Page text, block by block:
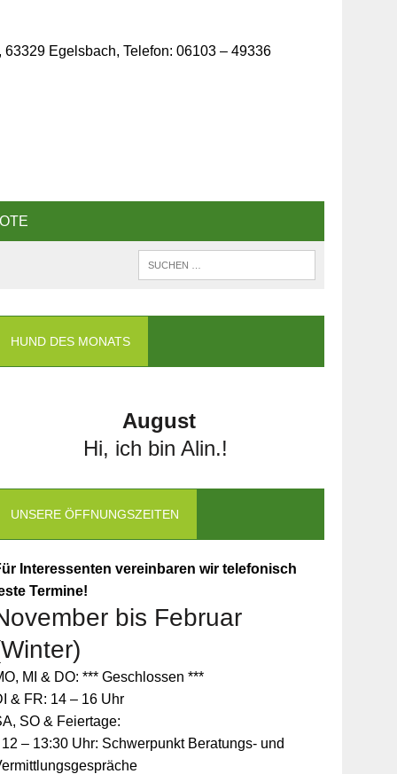
Egelsbach, Telefon: 06103 – 49336
HUND DES MONATS
August
Hi, ich bin Alin.!
UNSERE ÖFFNUNGSZEITEN
Interessenten vereinbaren wir telefonisch
Termine!
bis Februar
MI & DO: *** Geschlossen ***
& FR: 14 – 16 Uhr
SO & Feiertage:
12 – 13:30 Uhr: Schwerpunkt Beratungs- und